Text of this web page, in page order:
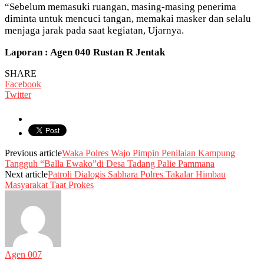
“Sebelum memasuki ruangan, masing-masing penerima
diminta untuk mencuci tangan, memakai masker dan selalu
menjaga jarak pada saat kegiatan, Ujarnya.
Laporan : Agen 040 Rustan R Jentak
SHARE
Facebook
Twitter
Previous articleWaka Polres Wajo Pimpin Penilaian Kampung
Tangguh “Balla Ewako”di Desa Tadang Palie Pammana
Next articlePatroli Dialogis Sabhara Polres Takalar Himbau
Masyarakat Taat Prokes
Agen 007